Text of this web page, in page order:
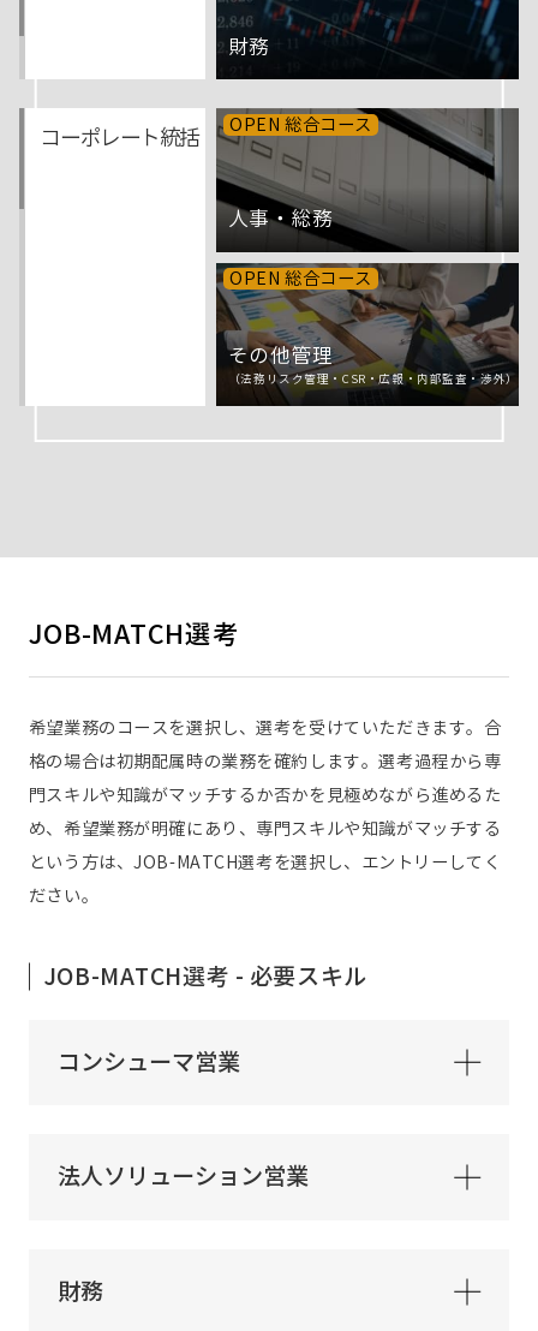
財務
コーポレート統括
OPEN 総合コース
人事・総務
OPEN 総合コース
その他管理
（法務リスク管理・CSR・広報・内部監査・渉外）
JOB-MATCH選考
希望業務のコースを選択し、選考を受けていただきます。合
格の場合は初期配属時の業務を確約します。選考過程から専
門スキルや知識がマッチするか否かを見極めながら進めるた
め、希望業務が明確にあり、専門スキルや知識がマッチする
という方は、JOB-MATCH選考を選択し、エントリーしてく
ださい。
JOB-MATCH選考 - 必要スキル
コンシューマ営業
法人ソリューション営業
財務